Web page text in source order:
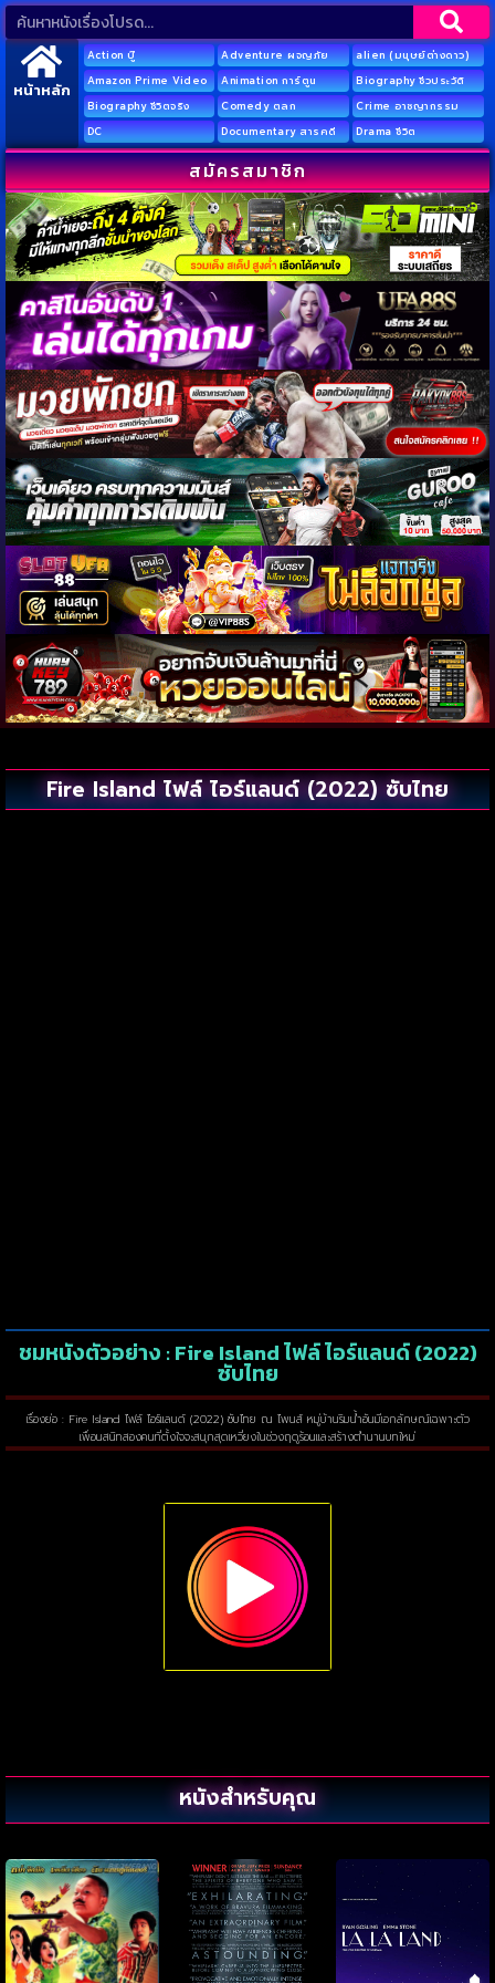
หน้าหลัก
Action บู๊ Adventure ผจญภัย
alien (มนุษย์ต่างดาว)
Amazon Prime Video
Animation การ์ตูน
Biography ชีวประวัติ
Biography ชีวิตจริง
Comedy ตลก
Crime อาชญากรรม
DC
Documentary สารคดี Drama ชีวิต
สมัครสมาชิก
Fire Island ไฟล์ ไอร์แลนด์ (2022) ซับไทย
ชมหนังตัวอย่าง : Fire Island ไฟล์ ไอร์แลนด์ (2022)
ซับไทย
เรื่องย่อ : Fire Island ไฟล์ ไอร์แลนด์ (2022) ซับไทย ณ ไพนส์ หมู่บ้านริมน้ำอันมีเอกลักษณ์เฉพาะตัว
เพื่อนสนิทสองคนที่ตั้งใจจะสนุกสุดเหวี่ยงในช่วงฤดูร้อนและสร้างตำนานบทใหม่
หนังสำหรับคุณ